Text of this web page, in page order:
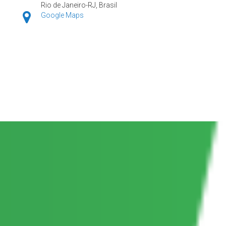
Rio de Janeiro-RJ, Brasil
Google Maps